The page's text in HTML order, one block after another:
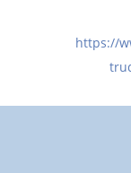
https://